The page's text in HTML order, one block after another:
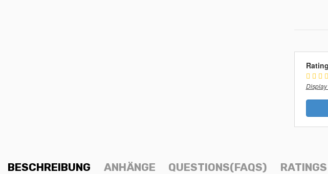
BESCHREIBUNG ANHÄNGE QUESTIONS(FAQS)